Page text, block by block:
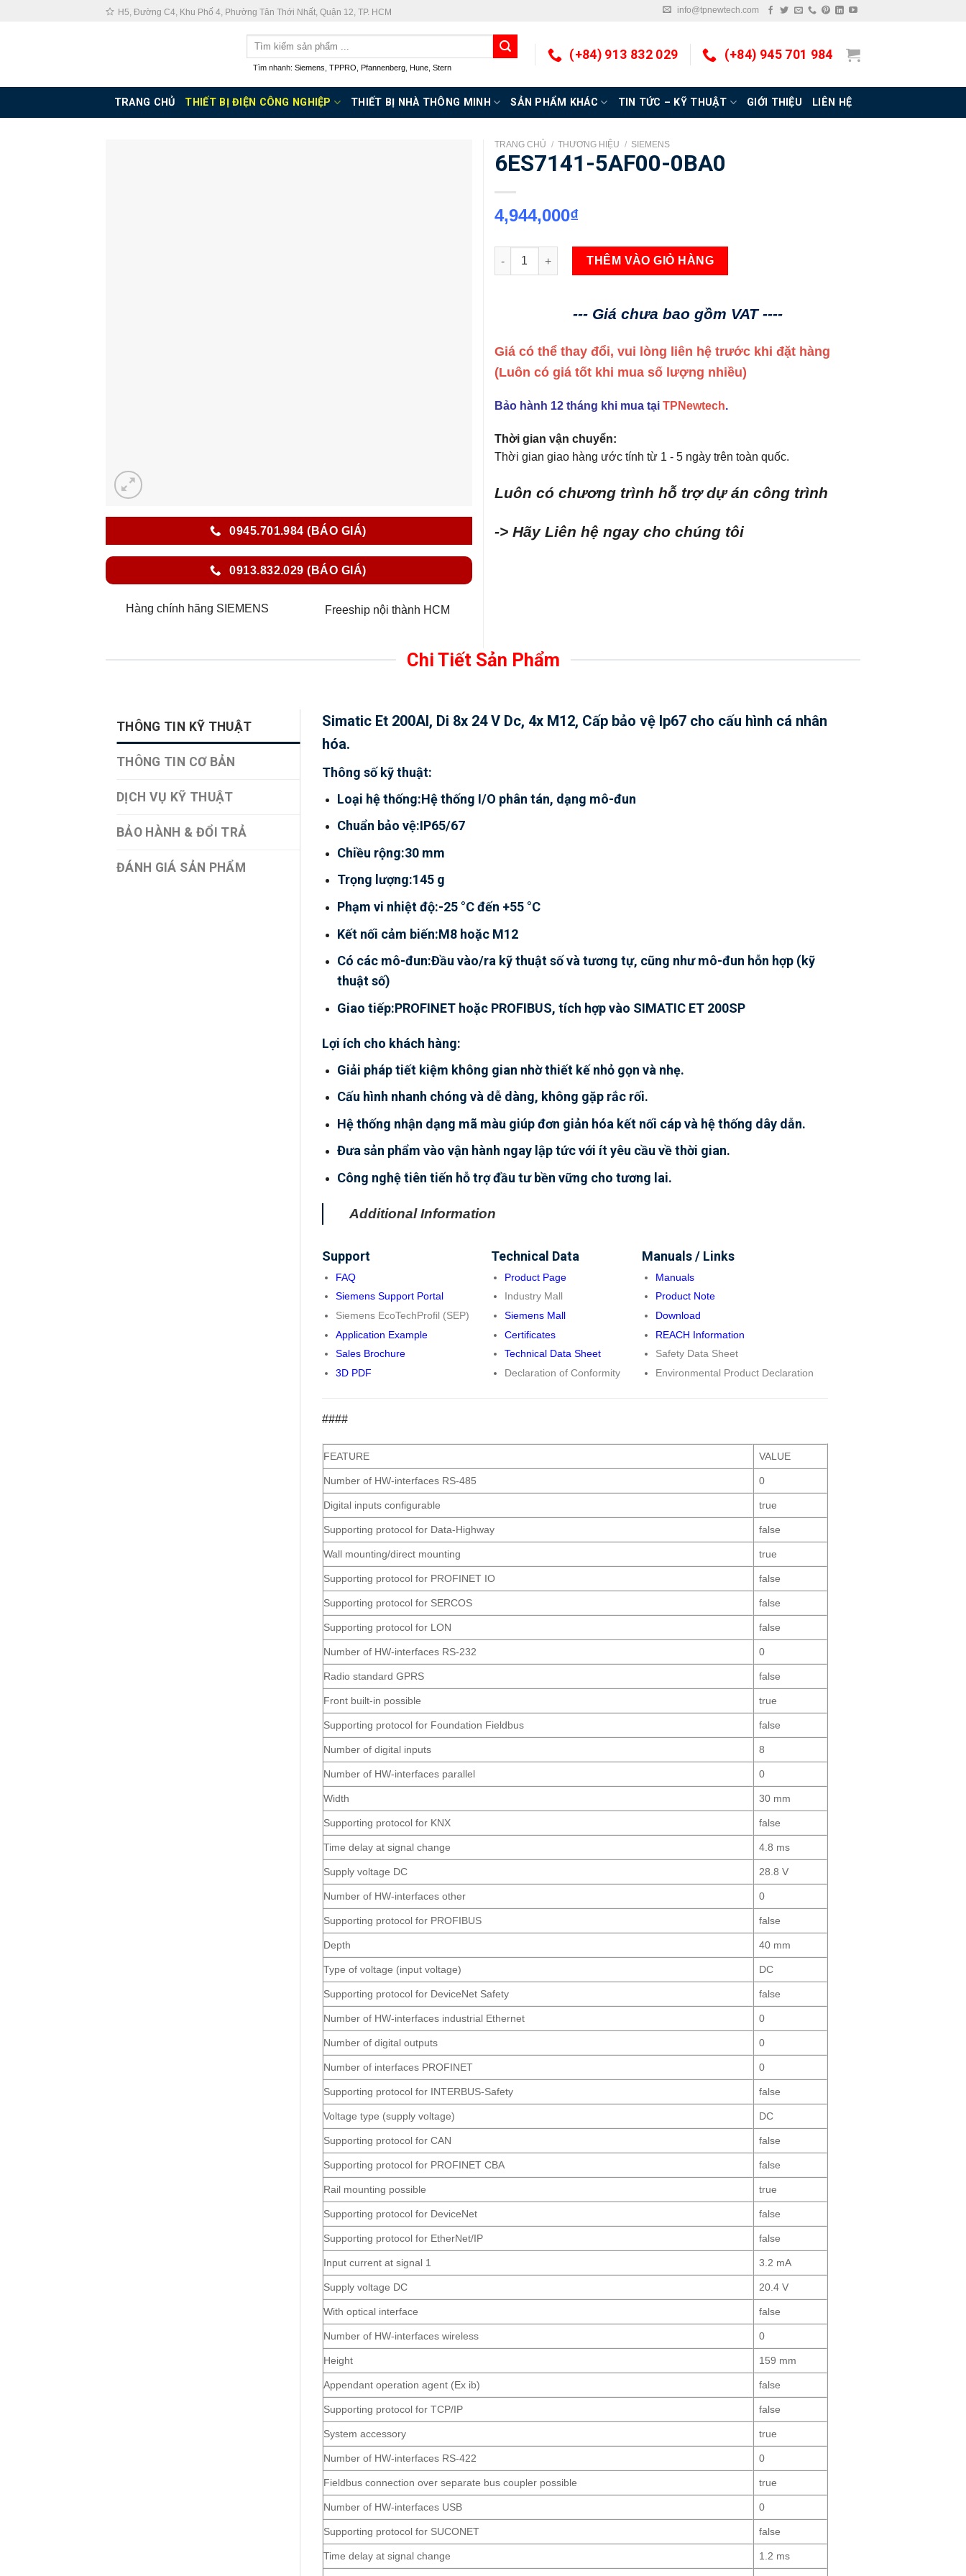
H5, Đường C4, Khu Phố 4, Phường Tân Thới Nhất, Quận 12, TP. HCM info@tpnewtech.com
Tìm
Tìm nhanh: Siemens TPPRO Pfannenberg Hune Stern
(+84) 913 832 029 (+84) 945 701 984
TRANG CHỦ THIẾT BỊ ĐIỆN CÔNG NGHIỆP THIẾT BỊ NHÀ THÔNG MINH SẢN PHẨM KHÁC TIN TỨC – KỸ THUẬT GIỚI THIỆU LIÊN HỆ
0945.701.984 (BÁO GIÁ)
0913.832.029 (BÁO GIÁ)
Hàng chính hãng SIEMENS Freeship nội thành HCM
TRANG CHỦ / THƯƠNG HIỆU / SIEMENS
6ES7141-5AF00-0BA0
4,944,000₫
6ES7141-5AF00-0BA0 số lượng
THÊM VÀO GIỎ HÀNG
--- Giá chưa bao gồm VAT ----
Giá có thể thay đổi, vui lòng liên hệ trước khi đặt hàng
(Luôn có giá tốt khi mua số lượng nhiều)
Bảo hành 12 tháng khi mua tại TPNewtech.
Thời gian vận chuyển:
Thời gian giao hàng ước tính từ 1 - 5 ngày trên toàn quốc.
Luôn có chương trình hỗ trợ dự án công trình
-> Hãy Liên hệ ngay cho chúng tôi
Chi Tiết Sản Phẩm
THÔNG TIN KỸ THUẬT
THÔNG TIN CƠ BẢN
DỊCH VỤ KỸ THUẬT
BẢO HÀNH & ĐỔI TRẢ
ĐÁNH GIÁ SẢN PHẨM
Simatic Et 200Al, Di 8x 24 V Dc, 4x M12, Cấp bảo vệ Ip67 cho cấu hình cá nhân
hóa.
Thông số kỹ thuật:
Loại hệ thống:Hệ thống I/O phân tán, dạng mô-đun
Chuẩn bảo vệ:IP65/67
Chiều rộng:30 mm
Trọng lượng:145 g
Phạm vi nhiệt độ:-25 °C đến +55 °C
Kết nối cảm biến:M8 hoặc M12
Có các mô-đun:Đầu vào/ra kỹ thuật số và tương tự, cũng như mô-đun hỗn hợp (kỹ
thuật số)
Giao tiếp:PROFINET hoặc PROFIBUS, tích hợp vào SIMATIC ET 200SP
Lợi ích cho khách hàng:
Giải pháp tiết kiệm không gian nhờ thiết kế nhỏ gọn và nhẹ.
Cấu hình nhanh chóng và dễ dàng, không gặp rắc rối.
Hệ thống nhận dạng mã màu giúp đơn giản hóa kết nối cáp và hệ thống dây dẫn.
Đưa sản phẩm vào vận hành ngay lập tức với ít yêu cầu về thời gian.
Công nghệ tiên tiến hỗ trợ đầu tư bền vững cho tương lai.
Additional Information
Support
FAQ
Siemens Support Portal
Siemens EcoTechProfil (SEP)
Application Example
Sales Brochure
3D PDF
Technical Data
Product Page
Industry Mall
Siemens Mall
Certificates
Technical Data Sheet
Declaration of Conformity
Manuals / Links
Manuals
Product Note
Download
REACH Information
Safety Data Sheet
Environmental Product Declaration
####
FEATURE VALUE
Number of HW-interfaces RS-485 0
Digital inputs configurable true
Supporting protocol for Data-Highway false
Wall mounting/direct mounting true
Supporting protocol for PROFINET IO false
Supporting protocol for SERCOS false
Supporting protocol for LON false
Number of HW-interfaces RS-232 0
Radio standard GPRS false
Front built-in possible true
Supporting protocol for Foundation Fieldbus false
Number of digital inputs 8
Number of HW-interfaces parallel 0
Width 30 mm
Supporting protocol for KNX false
Time delay at signal change 4.8 ms
Supply voltage DC 28.8 V
Number of HW-interfaces other 0
Supporting protocol for PROFIBUS false
Depth 40 mm
Type of voltage (input voltage) DC
Supporting protocol for DeviceNet Safety false
Number of HW-interfaces industrial Ethernet 0
Number of digital outputs 0
Number of interfaces PROFINET 0
Supporting protocol for INTERBUS-Safety false
Voltage type (supply voltage) DC
Supporting protocol for CAN false
Supporting protocol for PROFINET CBA false
Rail mounting possible true
Supporting protocol for DeviceNet false
Supporting protocol for EtherNet/IP false
Input current at signal 1 3.2 mA
Supply voltage DC 20.4 V
With optical interface false
Number of HW-interfaces wireless 0
Height 159 mm
Appendant operation agent (Ex ib) false
Supporting protocol for TCP/IP false
System accessory true
Number of HW-interfaces RS-422 0
Fieldbus connection over separate bus coupler possible true
Number of HW-interfaces USB 0
Supporting protocol for SUCONET false
Time delay at signal change 1.2 ms